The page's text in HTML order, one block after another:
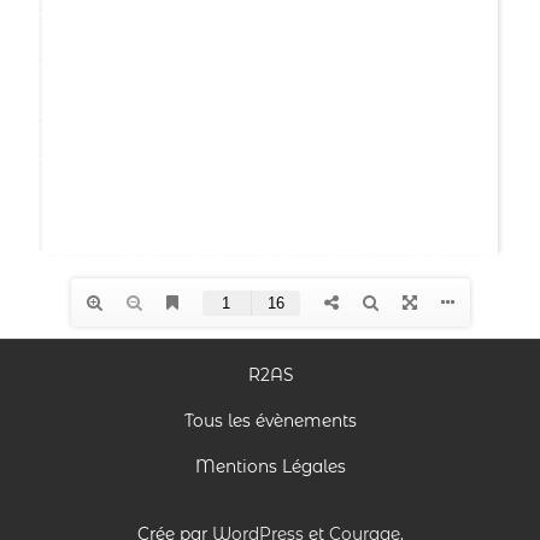
R2AS
Tous les évènements
Mentions Légales
Crée par WordPresset Courage.